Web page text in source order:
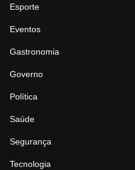
Esporte
Eventos
Gastronomia
Governo
Política
Saúde
Segurança
Tecnologia